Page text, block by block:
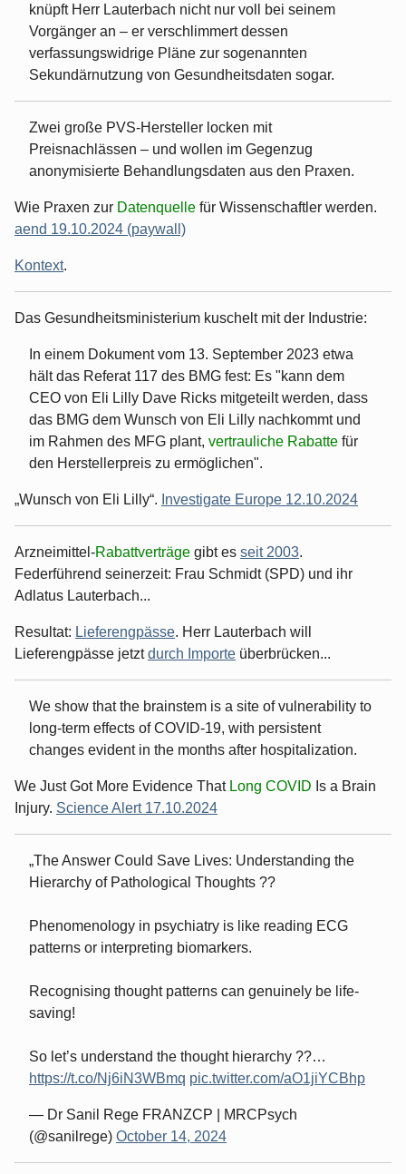
knüpft Herr Lauterbach nicht nur voll bei seinem
Vorgänger an – er verschlimmert dessen
verfassungswidrige Pläne zur sogenannten
Sekundärnutzung von Gesundheitsdaten sogar.
Zwei große PVS-Hersteller locken mit
Preisnachlässen – und wollen im Gegenzug
anonymisierte Behandlungsdaten aus den Praxen.
Wie Praxen zur Datenquelle für Wissenschaftler werden.
aend 19.10.2024 (paywall)
Kontext.
Das Gesundheitsministerium kuschelt mit der Industrie:
In einem Dokument vom 13. September 2023 etwa
hält das Referat 117 des BMG fest: Es "kann dem
CEO von Eli Lilly Dave Ricks mitgeteilt werden, dass
das BMG dem Wunsch von Eli Lilly nachkommt und
im Rahmen des MFG plant, vertrauliche Rabatte für
den Herstellerpreis zu ermöglichen".
„Wunsch von Eli Lilly“. Investigate Europe 12.10.2024
Arzneimittel-Rabattverträge gibt es seit 2003.
Federführend seinerzeit: Frau Schmidt (SPD) und ihr
Adlatus Lauterbach...
Resultat: Lieferengpässe. Herr Lauterbach will
Lieferengpässe jetztdurch Importe überbrücken...
We show that the brainstem is a site of vulnerability to
long-term effects of COVID-19, with persistent
changes evident in the months after hospitalization.
We Just Got More Evidence That Long COVID Is a Brain
Injury. Science Alert 17.10.2024
The Answer Could Save Lives: Understanding the
Hierarchy of Pathological Thoughts ??
Phenomenology in psychiatry is like reading ECG
patterns or interpreting biomarkers.
Recognising thought patterns can genuinely be life-
saving!
So let’s understand the thought hierarchy ??…
https://t.co/Nj6iN3WBmq pic.twitter.com/aO1jiYCBhp
— Dr Sanil Rege FRANZCP | MRCPsych
(@sanilrege) October 14, 2024